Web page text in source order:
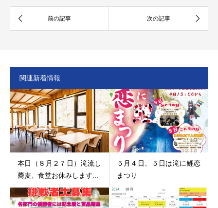
関連新着情報
本日（８月２７日）滝流し
蕎麦、食堂お休みします...
５月４日、５日は滝に鯉恋
まつり